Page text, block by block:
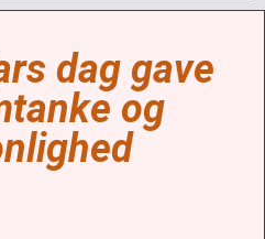
dag gave
og